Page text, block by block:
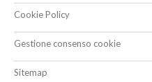
Cookie Policy
Gestione consenso cookie
Sitemap